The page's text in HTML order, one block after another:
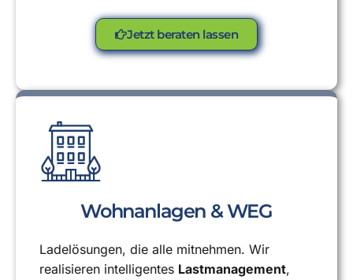
Jetzt beraten lassen
Wohnanlagen & WEG
Ladelösungen, die alle mitnehmen. Wir
realisieren intelligentes Lastmanagement,